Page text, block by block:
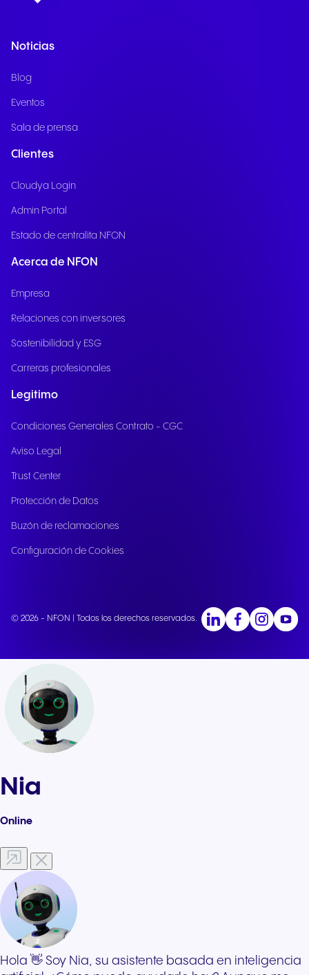
Noticias
Blog
Eventos
Sala de prensa
Clientes
Cloudya Login
Admin Portal
Estado de centralita NFON
Acerca de NFON
Empresa
Relaciones con inversores
Sostenibilidad y ESG
Carreras profesionales
Legitimo
Condiciones Generales Contrato - CGC
Aviso Legal
Trust Center
Protección de Datos
Buzón de reclamaciones
Configuración de Cookies
© 2026 - NFON | Todos los derechos reservados.